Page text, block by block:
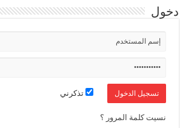
دخول
تذكرني
نسيت كلمة المرور ؟